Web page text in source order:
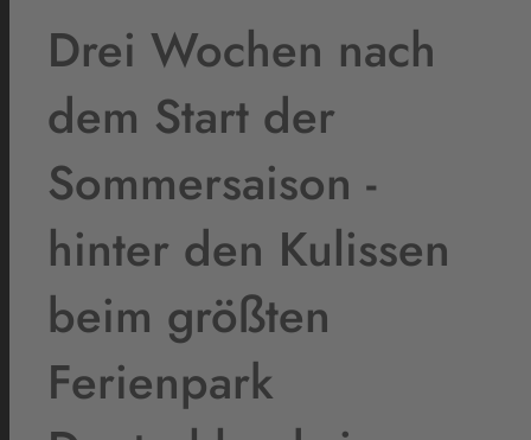
Drei Wochen nach
dem Start der
Sommersaison -
hinter den Kulissen
beim größten
Ferienpark